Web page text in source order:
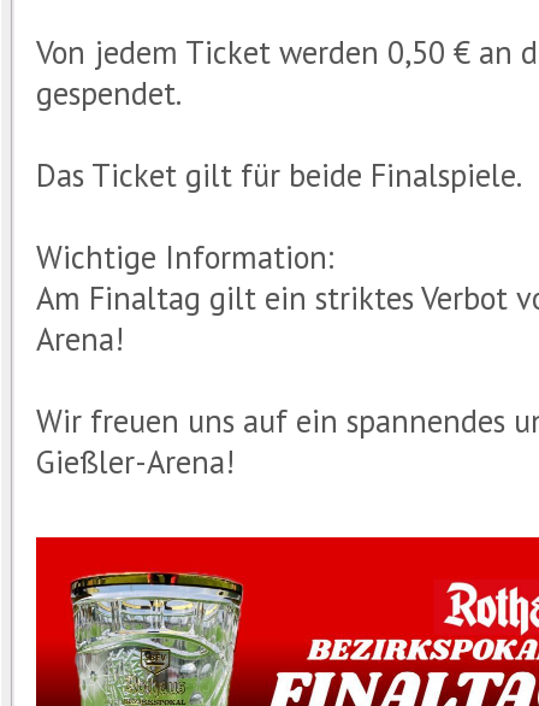
Von jedem Ticket werden 0,50 € an
gespendet.
Das Ticket gilt für beide Finalspiele.
Wichtige Information:
Am Finaltag gilt ein striktes Verbot
Arena!
Wir freuen uns auf ein spannendes
Gießler-Arena!